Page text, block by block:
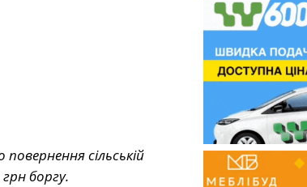
сільській
боргу.